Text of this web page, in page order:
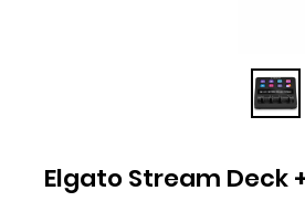
Elgato Stream Deck